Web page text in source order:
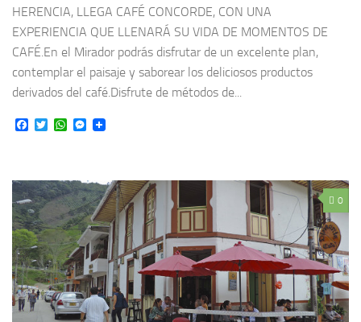
HERENCIA, LLEGA CAFÉ CONCORDE, CON UNA
EXPERIENCIA QUE LLENARÁ SU VIDA DE MOMENTOS DE
CAFÉ.En el Mirador podrás disfrutar de un excelente plan,
contemplar el paisaje y saborear los deliciosos productos
derivados del café.Disfrute de métodos de...
Facebook
TwitterWhatsApp
Messenger
0